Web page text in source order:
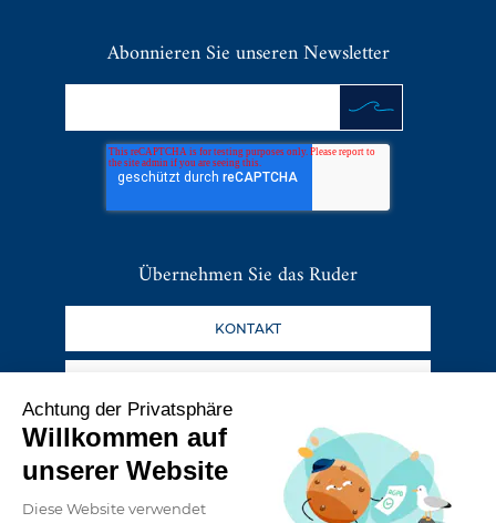
Achtung der Privatsphäre
Willkommen auf
unserer Website
Diese Website verwendet
Abonnieren Sie unseren Newsletter
Übernehmen Sie das Ruder
KONTAKT
Folgen Sie unseren Abenteuern